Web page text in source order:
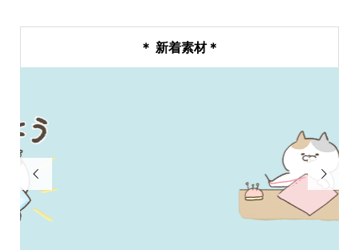
＊ 新着素材＊
 